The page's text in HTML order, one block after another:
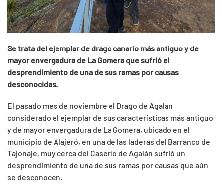
Se trata del ejemplar de drago canario más antiguo y de
mayor envergadura de La Gomera que sufrió el
desprendimiento de una de sus ramas por causas
desconocidas.
El pasado mes de noviembre el Drago de Agalán
considerado el ejemplar de sus características más antiguo
y de mayor envergadura de La Gomera, ubicado en el
municipio de Alajeró, en una de las laderas del Barranco de
Tajonaje, muy cerca del Caserío de Agalán sufrió un
desprendimiento de una de sus ramas por causas que aún
se desconocen.